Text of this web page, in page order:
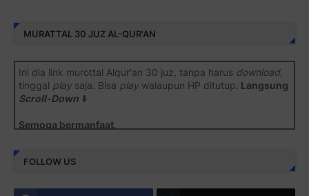
MURATTAL 30 JUZ AL-QUR'AN
Ini dia link murottal Alqur'an 30 juz, tanpa harus download,
tinggal playsaja. Bisa playwalaupun HP ditutup. Langsung
Scroll-Down ⬇️
Semoga bermanfaat
Juz 1 ⇨
FOLLOW US